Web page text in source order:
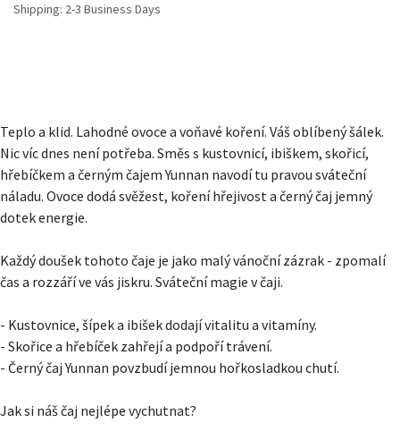
Shipping: 2-3 Business Days
Teplo a klid. Lahodné ovoce a voňavé koření. Váš oblíbený šálek.
Nic víc dnes není potřeba. Směs s kustovnicí, ibiškem, skořicí,
hřebíčkem a černým čajem Yunnan navodí tu pravou sváteční
náladu. Ovoce dodá svěžest, koření hřejivost a černý čaj jemný
dotek energie.
Každý doušek tohoto čaje je jako malý vánoční zázrak - zpomalí
čas a rozzáří ve vás jiskru. Sváteční magie v čaji.
- Kustovnice, šípek a ibišek dodají vitalitu a vitamíny.
- Skořice a hřebíček zahřejí a podpoří trávení.
- Černý čaj Yunnan povzbudí jemnou hořkosladkou chutí.
Jak si náš čaj nejlépe vychutnat?